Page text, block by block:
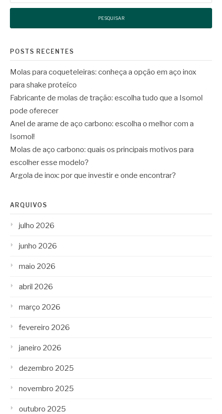
POSTS RECENTES
Molas para coqueteleiras: conheça a opção em aço inox
para shake proteíco
Fabricante de molas de tração: escolha tudo que a Isomol
pode oferecer
Anel de arame de aço carbono: escolha o melhor com a
Isomol!
Molas de aço carbono: quais os principais motivos para
escolher esse modelo?
Argola de inox: por que investir e onde encontrar?
ARQUIVOS
julho 2026
junho 2026
maio 2026
abril 2026
março 2026
fevereiro 2026
janeiro 2026
dezembro 2025
novembro 2025
outubro 2025